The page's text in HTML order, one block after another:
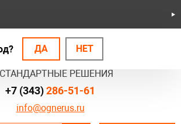
БЕЗОПАСНЫЕ СИСТЕМЫ
РЕШЕНИЯ
ДА НЕТ
info@ognerus.ru
+7 (343)286-51-61